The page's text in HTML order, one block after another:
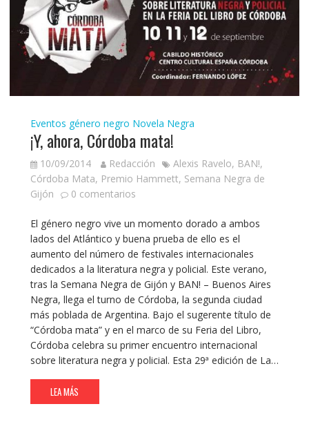
Eventos género negro Novela Negra
¡Y, ahora, Córdoba mata!
10/09/2014 Redacción Alexis Ravelo, BAN!,
Córdoba Mata, Premio Hammett, Semana Negra de
Gijón
0 comentarios
El género negro vive un momento dorado a ambos
lados del Atlántico y buena prueba de ello es el
aumento del número de festivales internacionales
dedicados a la literatura negra y policial. Este verano,
tras la Semana Negra de Gijón y BAN! – Buenos Aires
Negra, llega el turno de Córdoba, la segunda ciudad
más poblada de Argentina. Bajo el sugerente título de
“Córdoba mata” y en el marco de su Feria del Libro,
Córdoba celebra su primer encuentro internacional
sobre literatura negra y policial. Esta 29ª edición de La…
LEA MÁS